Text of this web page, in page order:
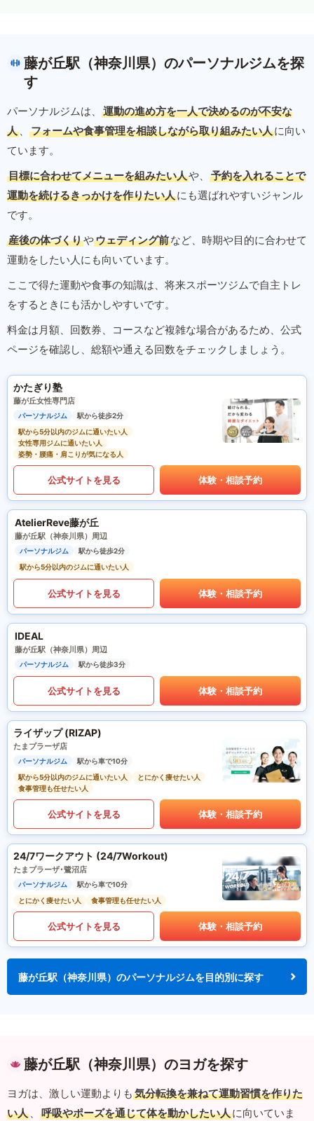
藤が丘駅（神奈川県）のパーソナルジムを探
す
パーソナルジムは、
運動の進め方を一人で決めるのが不安な
人 、 フォームや食事管理を相談しながら取り組みたい人に向い
ています。
目標に合わせてメニューを組みたい人や、
予約を入れることで
運動を続けるきっかけを作りたい人にも選ばれやすいジャンル
です。
産後の体づくりやウェディング前など、時期や目的に合わせて
運動をしたい人にも向いています。
ここで得た運動や食事の知識は、将来スポーツジムで自主トレ
をするときにも活かしやすいです。
料金は月額、回数券、コースなど複雑な場合があるため、公式
ページを確認し、総額や通える回数をチェックしましょう。
かたぎり塾
藤が丘女性専門店
パーソナルジム
駅から徒歩2分
駅から5分以内のジムに通いたい人
女性専用ジムに通いたい人
姿勢・腰痛・肩こりが気になる人
公式サイトを見る 体験・相談予約
AtelierReve藤が丘
藤が丘駅（神奈川県）周辺
パーソナルジム
駅から徒歩2分
駅から5分以内のジムに通いたい人
公式サイトを見る 体験・相談予約
IDEAL
藤が丘駅（神奈川県）周辺
パーソナルジム 駅から徒歩3分
公式サイトを見る 体験・相談予約
ライザップ (RIZAP)
たまプラーザ店
パーソナルジム
駅から車で10分
駅から5分以内のジムに通いたい人
とにかく痩せたい人
食事管理も任せたい人
公式サイトを見る 体験・相談予約
24/7ワークアウト (24/7Workout)
たまプラーザ･鷺沼店
パーソナルジム
駅から車で10分
とにかく痩せたい人
食事管理も任せたい人
公式サイトを見る 体験・相談予約
藤が丘駅（神奈川県）のパーソナルジムを目的別に探す
藤が丘駅（神奈川県）のヨガを探す
ヨガは、激しい運動よりも 気分転換を兼ねて運動習慣を作りた
い人 、 呼吸やポーズを通じて体を動かしたい人に向いていま